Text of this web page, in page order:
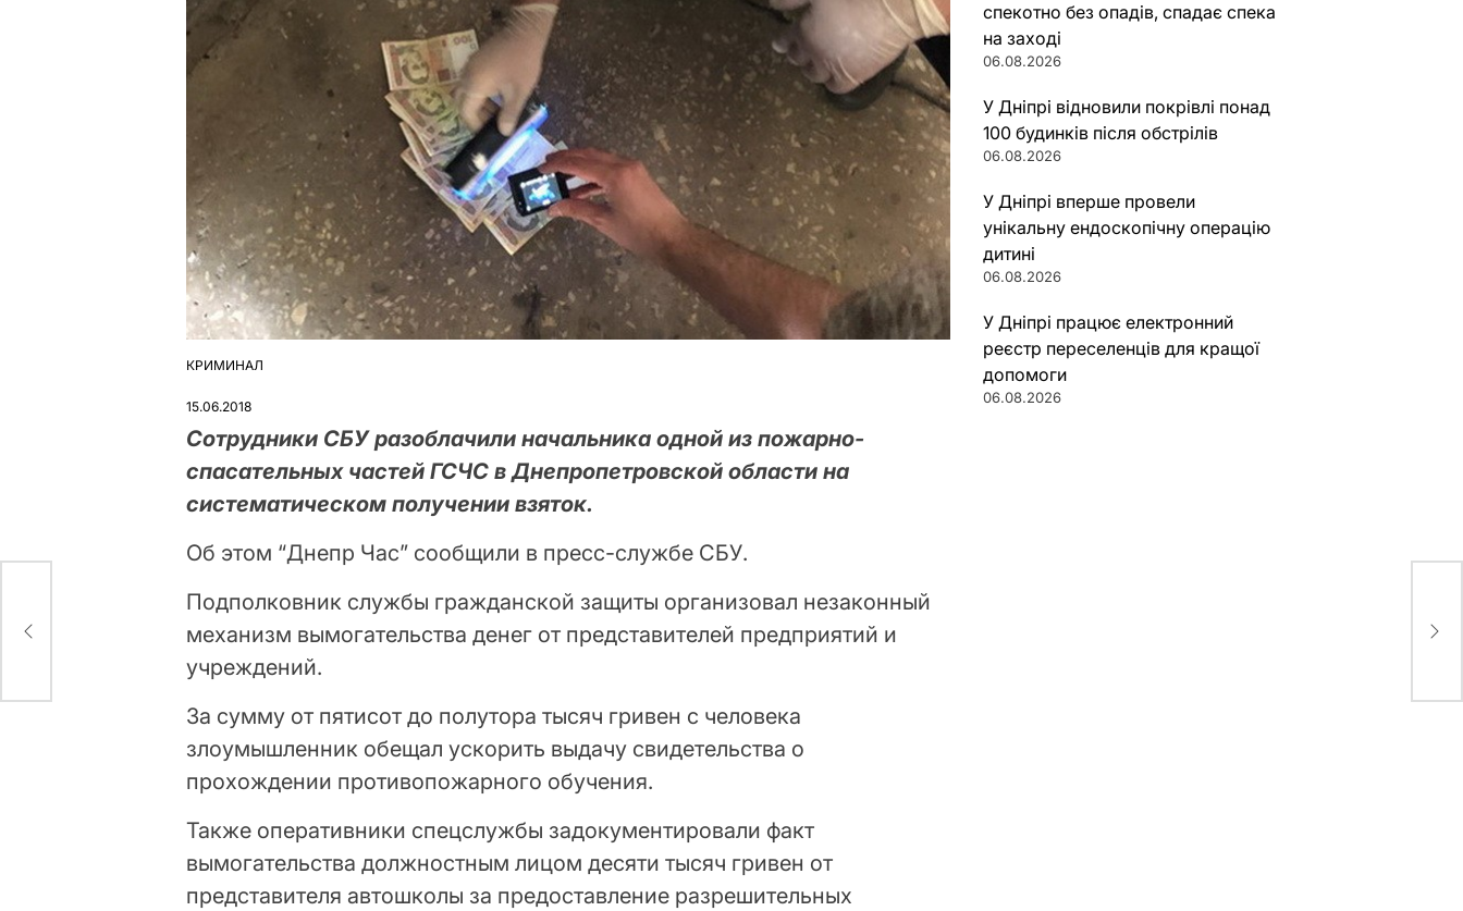
ОПУБЛІКУВАТИ
КРИМИНАЛ
15.06.2018
Сотрудники СБУ разоблачили начальника одной из пожарно-
спасательных частей ГСЧС в Днепропетровской области на
систематическом получении взяток.
Об этом “Днепр Час” сообщили в пресс-службе СБУ.
Подполковник службы гражданской защиты организовал незаконный
механизм вымогательства денег от представителей предприятий и
учреждений.
За сумму от пятисот до полутора тысяч гривен с человека
злоумышленник обещал ускорить выдачу свидетельства о
прохождении противопожарного обучения.
Также оперативники спецслужбы задокументировали факт
вымогательства должностным лицом десяти тысяч гривен от
представителя автошколы за предоставление разрешительных
спекотно без опадів, спадає спека
на заході
06.08.2026
У Дніпрі відновили покрівлі понад
100 будинків після обстрілів
06.08.2026
У Дніпрі вперше провели
унікальну ендоскопічну операцію
дитині
06.08.2026
У Дніпрі працює електронний
реєстр переселенців для кращої
допомоги
06.08.2026